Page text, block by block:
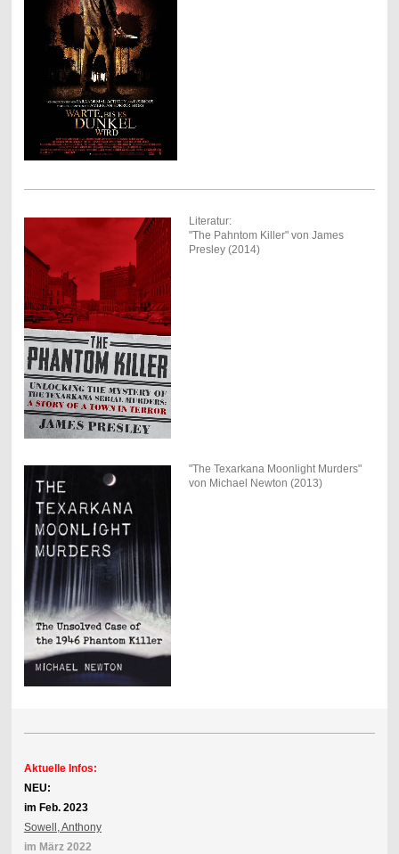
Literatur:
"The Pahntom Killer" von James
Presley (2014)
"The Texarkana Moonlight Murders"
von Michael Newton (2013)
Aktuelle Infos:
NEU:
im Feb. 2023
Sowell, Anthony
im März 2022